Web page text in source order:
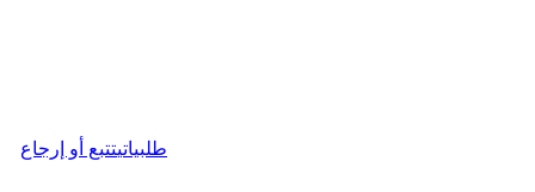
طلبياتيتتبع أو إرجاع